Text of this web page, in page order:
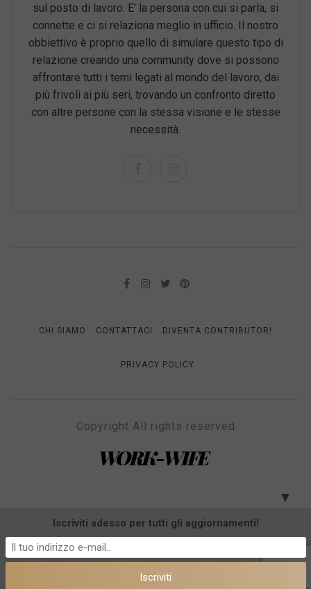
sul posto di lavoro. E’ la persona con cui si parla, si
connette e ci si relaziona meglio in ufficio. Il nostro
obbiettivo è proprio quello di simulare questo tipo di
relazione creando una community dove si possono
affrontare tutti i temi legati al mondo del lavoro, dai
più frivoli ai più seri, trovando un confronto diretto
con altre persone con la stessa visione e le stesse
necessità.
CHI SIAMO CONTATTACI DIVENTA CONTRIBUTOR!
PRIVACY POLICY
Copyright All rights reserved
WORK-WIFE
▼
Iscriviti adesso per tutti gli aggiornamenti!